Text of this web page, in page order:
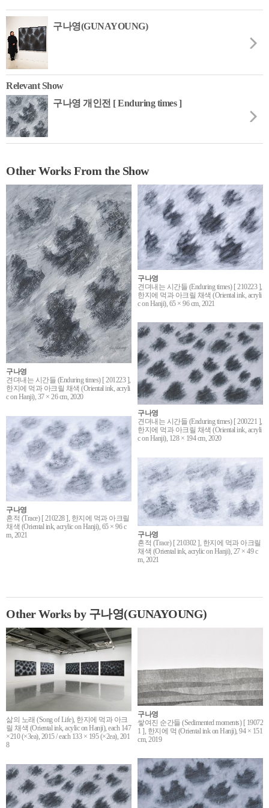
구나영(GUNAYOUNG)
Relevant Show
구나영 개인전 [ Enduring times ]
Other Works From the Show
구나영
견뎌내는 시간들 (Enduring times) [ 201223 ],
한지에 먹과 아크릴 채색 (Oriental ink, acryli
c on Hanji), 37 × 26 cm, 2020
구나영
견뎌내는 시간들 (Enduring times) [ 210223 ],
한지에 먹과 아크릴 채색 (Oriental ink, acryli
c on Hanji), 65 × 96 cm, 2021
구나영
견뎌내는 시간들 (Enduring times) [ 200221 ],
한지에 먹과 아크릴 채색 (Oriental ink, acryli
c on Hanji), 128 × 194 cm, 2020
구나영
흔적 (Trace) [ 210228 ], 한지에 먹과 아크릴
채색 (Oriental ink, acrylic on Hanji), 65 × 96 c
m, 2021
구나영
흔적 (Trace) [ 210302 ], 한지에 먹과 아크릴
채색 (Oriental ink, acrylic on Hanji), 27 × 49 c
m, 2021
Other Works by 구나영(GUNAYOUNG)
삶의 노래 (Song of Life), 한지에 먹과 아크
릴 채색 (Oriental ink, acylic on Hanji), each 147
×210 (×3ea), 2015 / each 133 × 195 (×2ea), 201
8
구나영
쌓여진 순간들 (Sedimented moments) [ 19072
1 ], 한지에 먹 (Oriental ink on Hanji), 94 × 151
cm, 2019